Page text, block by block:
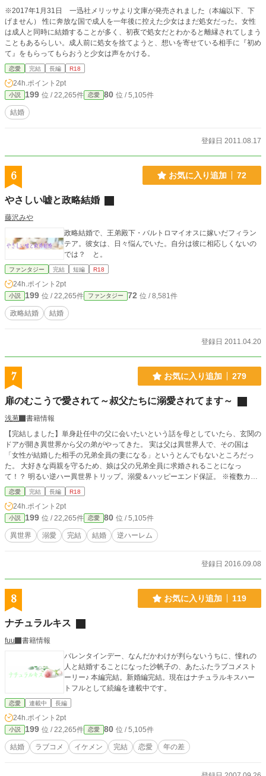
※2017年1月31日 一迅社メリッサより文庫が発売されました（本編以下、下
げません） 性に奔放な国で成人を一年後に控えた少女はまだ処女だった。女性
は成人と同時に結婚することが多く、初夜で処女だとわかると離縁されてしまう
こともあるらしい。成人前に処女を捨てようと、想いを寄せている相手に『初め
て』をもらってもらおうと少女は声をかける。
恋愛 完結 長編 R18
24h.ポイント 2pt
小説 199 位 / 22,265件 恋愛 80 位 / 5,105件
結婚
登録日 2011.08.17
6 お気に入り追加 72
やさしい嘘と政略結婚
藤沢みや
政略結婚で、王弟殿下・バルトロマイオスに嫁いだフィラン
テア。彼女は、日々悩んでいた。自分は彼に相応しくないの
では？ と。
ファンタジー 完結 短編 R18
24h.ポイント 2pt
小説 199 位 / 22,265件 ファンタジー 72 位 / 8,581件
政略結婚 結婚
登録日 2011.04.20
7 お気に入り追加 279
扉のむこうで愛されて～叔父たちに溺愛されてます～
浅葱
書籍情報
【完結しました】単身赴任中の父に会いたいという話を母としていたら、玄関の
ドアが開き異世界から父の弟がやってきた。 実は父は異世界人で、その国は
「女性が結婚した相手の兄弟全員の妻になる」というとんでもないところだっ
た。 大好きな両親を守るため、娘は父の兄弟全員に求婚されることになっ
て！？ 明るい逆ハー異世界トリップ。溺愛＆ハッピーエンド保証。 ※複数カッ
プル、複数でのエロあり。
恋愛 完結 長編 R18
24h.ポイント 2pt
小説 199 位 / 22,265件 恋愛 80 位 / 5,105件
異世界 溺愛 完結 結婚 逆ハーレム
登録日 2016.09.08
8 お気に入り追加 119
ナチュラルキス
fuu
書籍情報
バレンタインデー、なんだかわけが判らないうちに、憧れの
人と結婚することになった沙帆子の、あたふたラブコメスト
ーリー♪ 本編完結。新婚編完結。現在はナチュラルキスハー
トフルとして続編を連載中です。
恋愛 連載中 長編
24h.ポイント 2pt
小説 199 位 / 22,265件 恋愛 80 位 / 5,105件
結婚 ラブコメ イケメン 完結 恋愛 年の差